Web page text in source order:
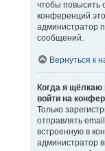
чтобы повысить
конференций
администратор
сообщений.
Вернуться к
Когда я щёлкаю
войти на
Только
отправлять
встроенную в
администратор